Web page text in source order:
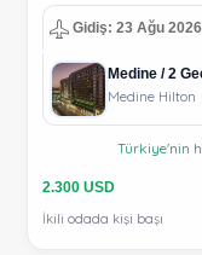
Gidiş: 23 Ağu
Medine / 2
Medine Hilton
Türkiye'nin
2.300 USD
İkili odada kişi başı